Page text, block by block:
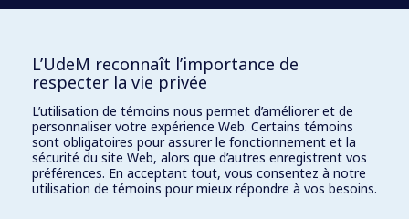
Fichiers :
Document
Word :
ACCESSIBLE UNIQUEMENT À L’ÉQUIPE
DE RECHERCHE
PDF
(original) :
ACCESSIBLE UNIQUEMENT À L’ÉQUIPE
DE RECHERCHE
L’UdeM reconnaît l’importance de
respecter la vie privée
L’utilisation de témoins nous permet d’améliorer et de
personnaliser votre expérience Web. Certains témoins
sont obligatoires pour assurer le fonctionnement et la
sécurité du site Web, alors que d’autres enregistrent vos
préférences. En acceptant tout, vous consentez à notre
utilisation de témoins pour mieux répondre à vos besoins.